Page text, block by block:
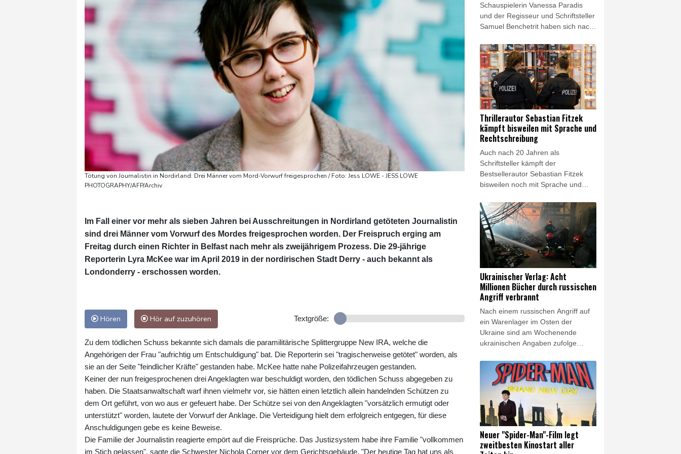
Tötung von Journalistin in Nordirland: Drei Männer vom Mord-Vorwurf freigesprochen / Foto: Jess LOWE - JESS LOWE
PHOTOGRAPHY/AFP/Archiv
Im Fall einer vor mehr als sieben Jahren bei Ausschreitungen in Nordirland getöteten Journalistin
sind drei Männer vom Vorwurf des Mordes freigesprochen worden. Der Freispruch erging am
Freitag durch einen Richter in Belfast nach mehr als zweijährigem Prozess. Die 29-jährige
Reporterin Lyra McKee war im April 2019 in der nordirischen Stadt Derry - auch bekannt als
Londonderry - erschossen worden.
Hören Hör auf zuzuhören Textgröße:
Zu dem tödlichen Schuss bekannte sich damals die paramilitärische Splittergruppe New IRA, welche die
Angehörigen der Frau "aufrichtig um Entschuldigung" bat. Die Reporterin sei "tragischerweise getötet" worden, als
sie an der Seite "feindlicher Kräfte" gestanden habe. McKee hatte nahe Polizeifahrzeugen gestanden.
Keiner der nun freigesprochenen drei Angeklagten war beschuldigt worden, den tödlichen Schuss abgegeben zu
haben. Die Staatsanwaltschaft warf ihnen vielmehr vor, sie hätten einen letztlich allein handelnden Schützen zu
dem Ort geführt, von wo aus er gefeuert habe. Der Schütze sei von den Angeklagten "vorsätzlich ermutigt oder
unterstützt" worden, lautete der Vorwurf der Anklage. Die Verteidigung hielt dem erfolgreich entgegen, für diese
Anschuldigungen gebe es keine Beweise.
Die Familie der Journalistin reagierte empört auf die Freisprüche. Das Justizsystem habe ihre Familie "vollkommen
im Stich gelassen", sagte die Schwester Nichola Corner vor dem Gerichtsgebäude. "Der heutige Tag hat uns als
Schauspielerin Vanessa Paradis
und der Regisseur und Schriftsteller
Samuel Benchetrit haben sich nach
getrennt. Die beiden hätten
"einvernehmlich ihre Trennung
bekannt gegeben", würden sich
aber weiterhin "mit Respekt und
Zuneigung begegnen", teilte
Paradis' Agent am Donnerstag in
einer Erklärung mit. Paradis und
Benchetrit hatten am 30. Juni 2018
geheiratet.
Thrillerautor Sebastian Fitzek
kämpft bisweilen mit Sprache und
Rechtschreibung
Auch nach 20 Jahren als
Schriftsteller kämpft der
Bestsellerautor Sebastian Fitzek
bisweilen noch mit Sprache und
zu viele Sätze mit einem Komma
und 'dass'", sagte der 54-jährige der
"Neuen Osnabrücker Zeitung" laut
Mitteilung vom Dienstag. Schon
häufiger sei ihm zudem ein
bestimmter Rechtschreibfehler
unterlaufen. "Der ist sogar auch
schon gedruckt worden:
'Schweinwerfer'."
Ukrainischer Verlag: Acht
Millionen Bücher durch russischen
Angriff verbrannt
Nach einem russischen Angriff auf
ein Warenlager im Osten der
Ukraine sind am Wochenende
ukrainischen Angaben zufolge
als acht Millionen Bücher wurden in
dem Feuer zerstört, darunter
Lehrbücher für Kinder", teilte der
Verlag Ranok am Montag in
Onlinenetzwerken mit. Es handele
sich um "den größten Verlust in der
ukrainischen Buchinfrastruktur" seit
Beginn des russischen
Angriffskriegs im Februar 2022.
Neuer "Spider-Man"-Film legt
zweitbesten Kinostart aller